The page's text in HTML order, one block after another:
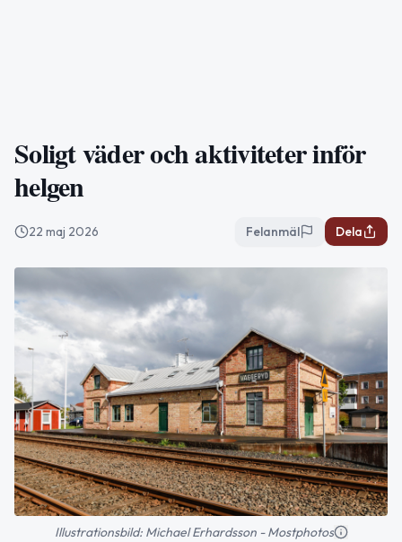
Soligt väder och aktiviteter inför
helgen
22 maj 2026 Felanmäl Dela
Illustrationsbild: Michael Erhardsson - Mostphotos